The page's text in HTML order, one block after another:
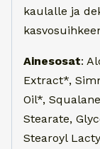
kaulalle ja
Ainesosat:
Extract*,
Oil*,
Stearate,
Stearoyl